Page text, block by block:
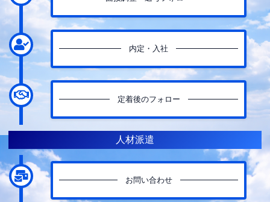
内定・入社
定着後のフォロー
人材派遣
お問い合わせ